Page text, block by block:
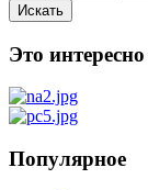
Искать
Это интересно
Популярное